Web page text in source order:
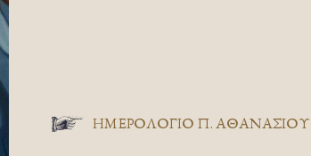
ΗΜΕΡΟΛΟΓΙΟ Π. ΑΘΑΝΑΣΙΟΥ